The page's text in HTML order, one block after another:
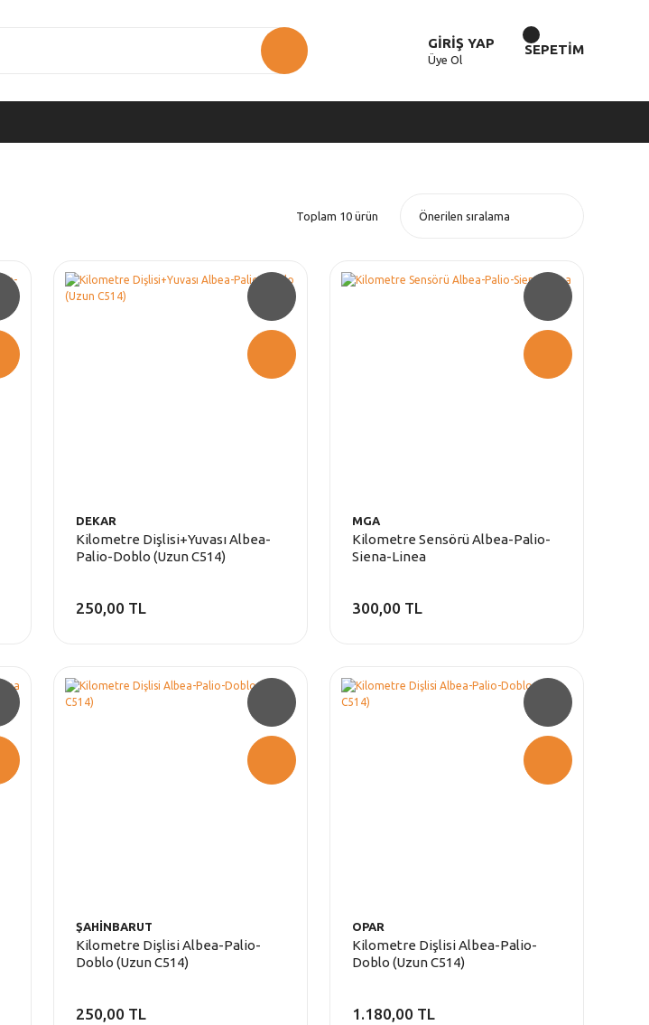
GİRİŞ YAP
Üye Ol
SEPETİM
Toplam 10 ürün
DEKAR
Kilometre Dişlisi+Yuvası Albea-
Palio-Doblo (Uzun C514)
250,00 TL
MGA
Kilometre Sensörü Albea-Palio-
Siena-Linea
300,00 TL
ŞAHİNBARUT
Kilometre Dişlisi Albea-Palio-
Doblo (Uzun C514)
250,00 TL
OPAR
Kilometre Dişlisi Albea-Palio-
Doblo (Uzun C514)
1.180,00 TL